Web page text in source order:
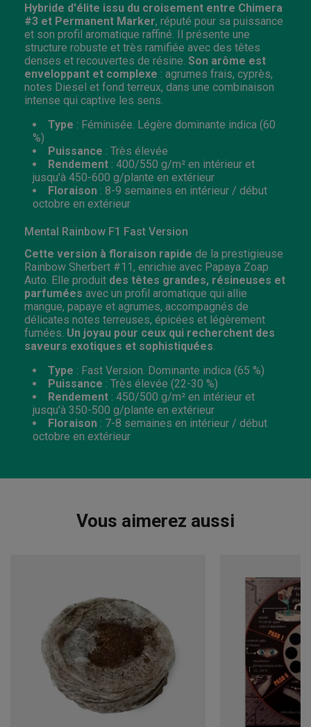
Hybride d'élite issu du croisement entre Chimera
#3 et Permanent Marker, réputé pour sa puissance
et son profil aromatique raffiné. Il présente une
structure robuste et très ramifiée avec des têtes
denses et recouvertes de résine. Son arôme est
enveloppant et complexe : agrumes frais, cyprès,
notes Diesel et fond terreux, dans une combinaison
intense qui captive les sens.
Type : Féminisée. Légère dominante indica (60
%)
Puissance : Très élevée
Rendement : 400/550 g/m² en intérieur et
jusqu'à 450-600 g/plante en extérieur
Floraison : 8-9 semaines en intérieur / début
octobre en extérieur
Mental Rainbow F1 Fast Version
Cette version à floraison rapide de la prestigieuse
Rainbow Sherbert #11, enrichie avec Papaya Zoap
Auto. Elle produit des têtes grandes, résineuses et
parfumées avec un profil aromatique qui allie
mangue, papaye et agrumes, accompagnés de
délicates notes terreuses, épicées et légèrement
fumées. Un joyau pour ceux qui recherchent des
saveurs exotiques et sophistiquées
Type : Fast Version. Dominante indica (65 %)
Puissance : Très élevée (22-30 %)
Rendement : 450/500 g/m² en intérieur et
jusqu'à 350-500 g/plante en extérieur
Floraison : 7-8 semaines en intérieur / début
octobre en extérieur
Vous aimerez aussi